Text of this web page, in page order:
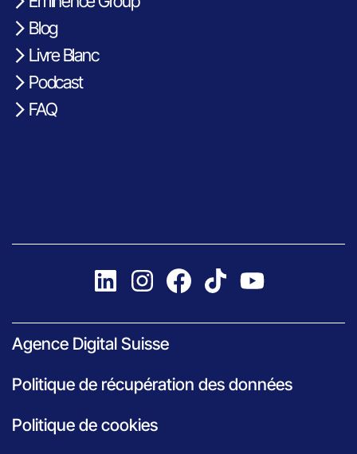
Blog
Livre Blanc
Podcast
FAQ
Agence Digital Suisse
Politique de récupération des données
Politique de cookies